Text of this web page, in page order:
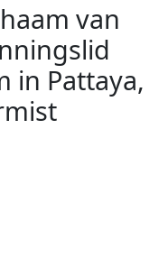
van
in Pattaya,